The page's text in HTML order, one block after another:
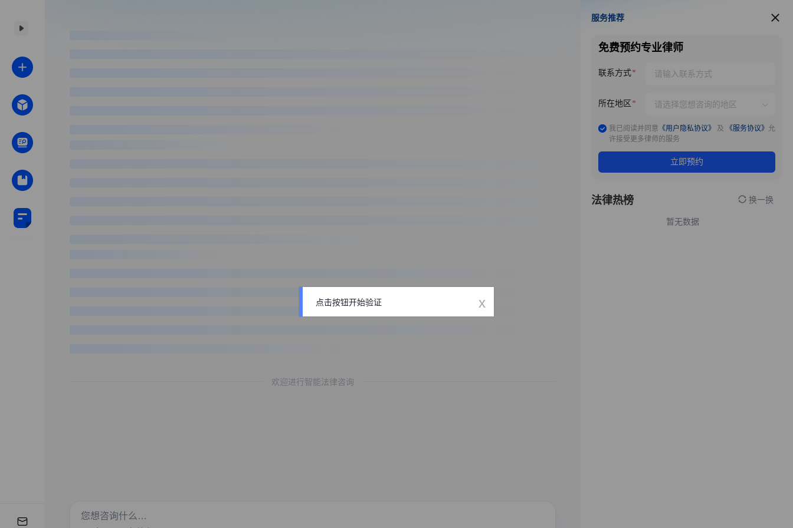
欢迎进行智能法律咨询
服务推荐
服务推荐
免费预约专业律师
联系方式
所在地区
我已阅读并同意 《用户隐私协议》 及 《服务协议》 允
许接受更多律师的服务
立即预约
法律热榜 换一换
暂无数据
点击按钮开始验证 x